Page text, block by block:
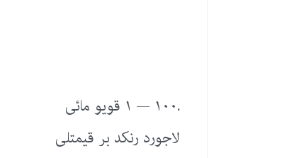
.١٠٠ — ١ قویو مائی
لاجورد رنكد بر قیمتلی